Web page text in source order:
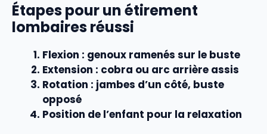
Étapes pour un étirement
lombaires réussi
Flexion : genoux ramenés sur le buste
Extension : cobra ou arc arrière assis
Rotation : jambes d’un côté, buste
opposé
Position de l’enfant pour la relaxation